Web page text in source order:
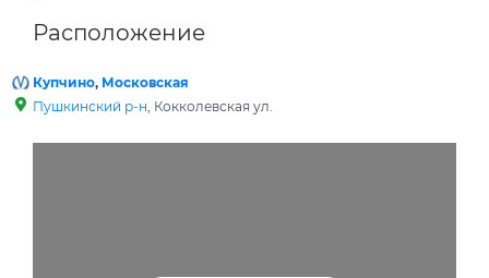
Расположение
Купчино, Московская
Пушкинский р-н, Кокколевская ул.